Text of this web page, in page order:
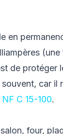
en
de protéger
car il
C 15-100.
four,